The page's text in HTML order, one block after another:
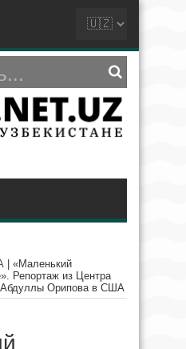
«Маленький
Репортаж из Центра
Абдуллы Орипова в США